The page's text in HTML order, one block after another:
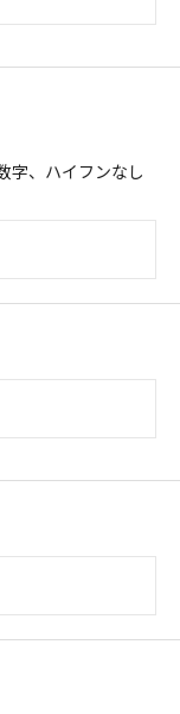
字、ハイフンなし